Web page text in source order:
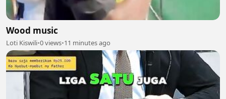
Wood music
Loti Kiswili•0 views•11 minutes ago